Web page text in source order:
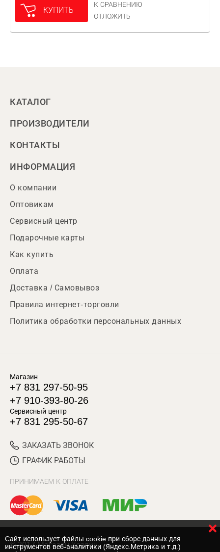
КУПИТЬ
К СРАВНЕНИЮ
ОТЛОЖИТЬ
КАТАЛОГ
ПРОИЗВОДИТЕЛИ
КОНТАКТЫ
ИНФОРМАЦИЯ
О компании
Оптовикам
Сервисный центр
Подарочные карты
Как купить
Оплата
Доставка / Самовывоз
Правила интернет-торговли
Политика обработки персональных данных
Магазин
+7 831 297-50-95
+7 910-393-80-26
Сервисный центр
+7 831 295-50-67
ЗАКАЗАТЬ ЗВОНОК
ГРАФИК РАБОТЫ
ПРИНИМАЕМ К ОПЛАТЕ
© 2017 Магазин Хозяин
Cайт использует файлы cookie при сборе данных для
инструментов веб-аналитики (Яндекс.Метрика и т.д.)